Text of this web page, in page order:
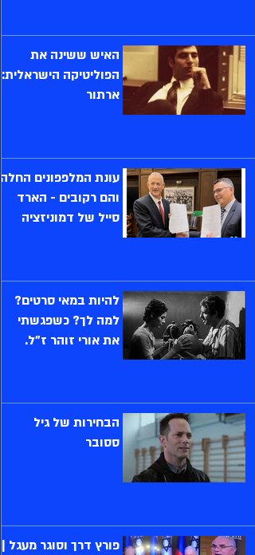
האיש ששינה את
הפוליטיקה הישראלית:
ארתור
עונת המלפפונים החלה
והם רקובים - הארד
סייל של דמוניזציה
להיות במאי סרטים?
למה לך? כשפגשתי
את אורי זוהר ז"ל.
הבחירות של גיל
ססובר
פורץ דרך וסוגר מעגל |